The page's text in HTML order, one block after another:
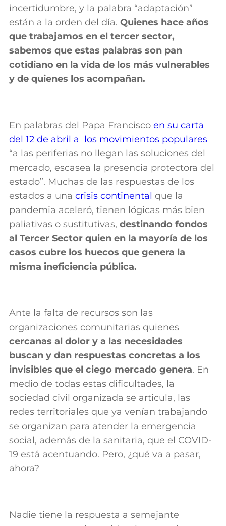
incertidumbre, y la palabra “adaptación”
están a la orden del día. Quienes hace años
que trabajamos en el tercer sector,
sabemos que estas palabras son pan
cotidiano en la vida de los más vulnerables
y de quienes los acompañan.
En palabras del Papa Francisco en su carta
del 12 de abril a los movimientos populares
“a las periferias no llegan las soluciones del
mercado, escasea la presencia protectora del
estado”. Muchas de las respuestas de los
estados a una crisis continental que la
pandemia aceleró, tienen lógicas más bien
paliativas o sustitutivas, destinando fondos
al Tercer Sector quien en la mayoría de los
casos cubre los huecos que genera la
misma ineficiencia pública.
Ante la falta de recursos son las
organizaciones comunitarias quienes
cercanas al dolor y a las necesidades
buscan y dan respuestas concretas a los
invisibles que el ciego mercado genera. En
medio de todas estas dificultades, la
sociedad civil organizada se articula, las
redes territoriales que ya venían trabajando
se organizan para atender la emergencia
social, además de la sanitaria, que el COVID-
19 está acentuando. Pero, ¿qué va a pasar,
ahora?
Nadie tiene la respuesta a semejante